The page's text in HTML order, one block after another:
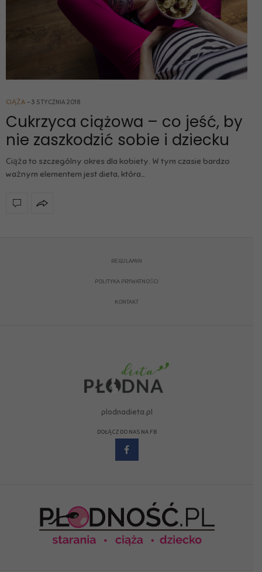
CIĄŻA 3 STYCZNIA 2018
Cukrzyca ciążowa – co jeść, by
nie zaszkodzić sobie i dziecku
Ciąża to szczególny okres dla kobiety. W tym czasie bardzo
ważnym elementem jest dieta, która…
REGULAMIN
POLITYKA PRYWATNOŚCI
KONTAKT
plodnadieta.pl
DOŁĄCZ DO NAS NA FB